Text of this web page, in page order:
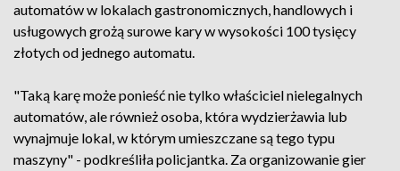
automatów w lokalach gastronomicznych, handlowych i
usługowych grożą surowe kary w wysokości 100 tysięcy
złotych od jednego automatu.
"Taką karę może ponieść nie tylko właściciel nielegalnych
automatów, ale również osoba, która wydzierżawia lub
wynajmuje lokal, w którym umieszczane są tego typu
maszyny" - podkreśliła policjantka. Za organizowanie gier